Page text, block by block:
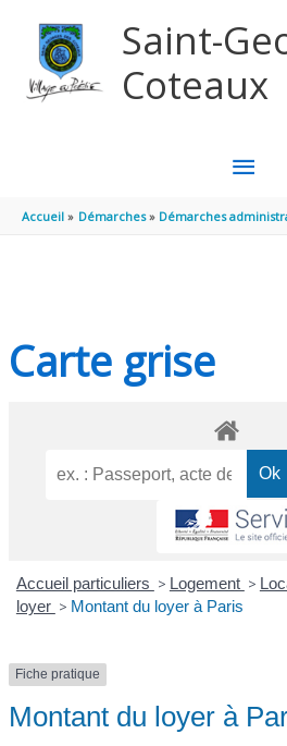
Saint-
Coteaux
MENU
Accueil Démarches Démarches
Carte grise
Accueil particuliers > Logement >
loyer > Montant du loyer à Paris
Fiche pratique
Montant du loyer à